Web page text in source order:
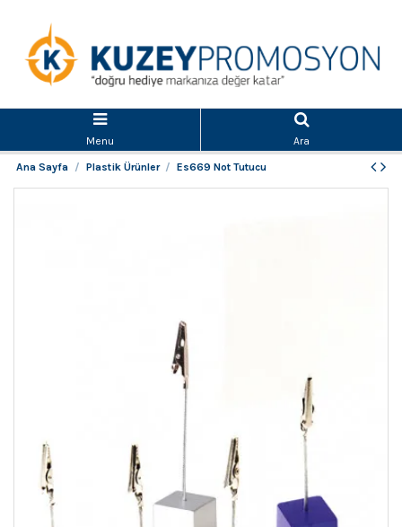
Menu Ara
Ana Sayfa Plastik Ürünler Es669 Not Tutucu